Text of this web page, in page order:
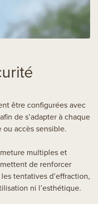
être configurées avec
de s’adapter à chaque
accès sensible.
multiples et
de renforcer
tentatives d’effraction,
ni l’esthétique.